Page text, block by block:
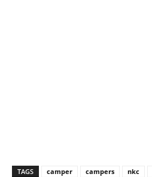
TAGS camper campers nkc